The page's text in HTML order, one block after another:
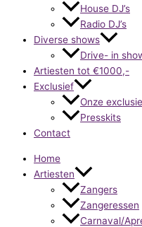
House DJ’s
Radio DJ’s
Diverse shows
Drive- in
Artiesten tot €1000,-
Exclusief
Onze
Presskits
Contact
Home
Artiesten
Zangers
Zangeressen
Carnaval/